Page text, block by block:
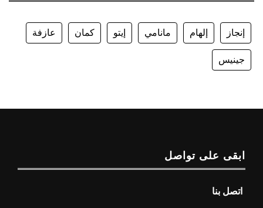
إنجاز إلهام مانامي إيتو كمان عازفة
جينيس
ابقى على تواصل
اتصل بنا